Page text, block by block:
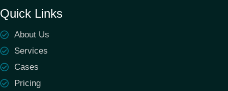
Quick Links
About Us
Services
Cases
Pricing